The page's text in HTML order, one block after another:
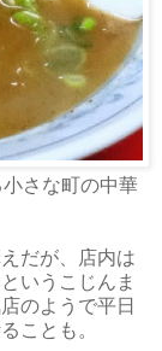
さな町の中華
だが、店内は
いうこじんま
のようで平日
ことも。